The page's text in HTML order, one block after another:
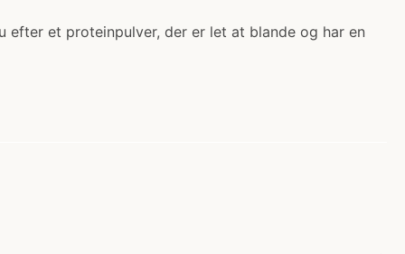
efter et proteinpulver, der er let at blande og har en